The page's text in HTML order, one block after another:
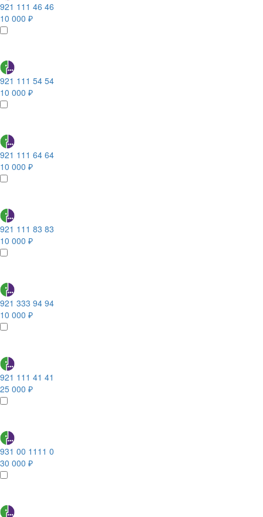
921 111 46 46
10 000 ₽
921 111 54 54
10 000 ₽
921 111 64 64
10 000 ₽
921 111 83 83
10 000 ₽
921 333 94 94
10 000 ₽
921 111 41 41
25 000 ₽
931 00 1111 0
30 000 ₽